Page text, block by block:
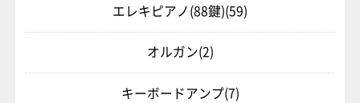
エレキピアノ(88鍵)(59)
オルガン(2)
キーボードアンプ(7)